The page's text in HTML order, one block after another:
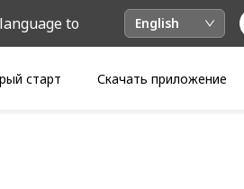
to English
старт Скачать приложение